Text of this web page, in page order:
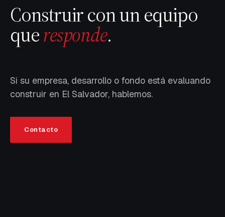
Construir con un equipo
queresponde.
Si su empresa, desarrollo o fondo está evaluando
construir en El Salvador, hablemos.
Contacto